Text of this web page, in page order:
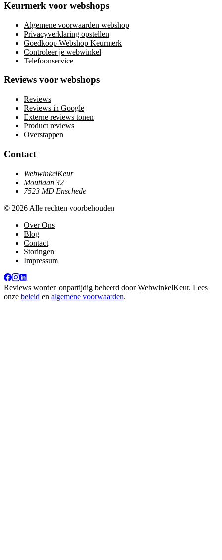
Keurmerk voor webshops
Algemene voorwaarden webshop
Privacyverklaring opstellen
Goedkoop Webshop Keurmerk
Controleer je webwinkel
Telefoonservice
Reviews voor webshops
Reviews
Reviews in Google
Externe reviews tonen
Product reviews
Overstappen
Contact
WebwinkelKeur
Moutlaan 32
7523 MD Enschede
© 2026 Alle rechten voorbehouden
Over Ons
Blog
Contact
Storingen
Impressum
Reviews worden onpartijdig beheerd doorWebwinkelKeur. Lees
onze beleid en algemene voorwaarden.